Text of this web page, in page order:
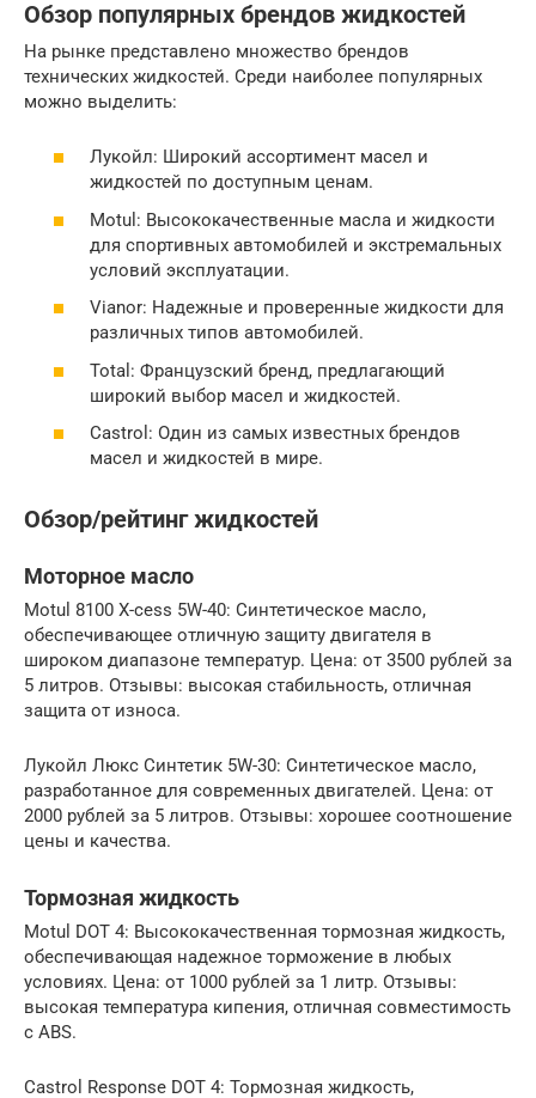
Обзор популярных брендов жидкостей
На рынке представлено множество брендов
технических жидкостей. Среди наиболее популярных
можно выделить:
Лукойл: Широкий ассортимент масел и
жидкостей по доступным ценам.
Motul: Высококачественные масла и жидкости
для спортивных автомобилей и экстремальных
условий эксплуатации.
Vianor: Надежные и проверенные жидкости для
различных типов автомобилей.
Total: Французский бренд, предлагающий
широкий выбор масел и жидкостей.
Castrol: Один из самых известных брендов
масел и жидкостей в мире.
Обзор/рейтинг жидкостей
Моторное масло
Motul 8100 X-cess 5W-40: Синтетическое масло,
обеспечивающее отличную защиту двигателя в
широком диапазоне температур. Цена: от 3500 рублей за
5 литров. Отзывы: высокая стабильность, отличная
защита от износа.
Лукойл Люкс Синтетик 5W-30: Синтетическое масло,
разработанное для современных двигателей. Цена: от
2000 рублей за 5 литров. Отзывы: хорошее соотношение
цены и качества.
Тормозная жидкость
Motul DOT 4: Высококачественная тормозная жидкость,
обеспечивающая надежное торможение в любых
условиях. Цена: от 1000 рублей за 1 литр. Отзывы:
высокая температура кипения, отличная совместимость
с ABS.
Castrol Response DOT 4: Тормозная жидкость,